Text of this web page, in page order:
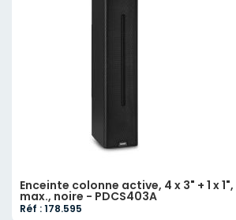
Enceinte colonne active, 4 x 3" + 1 x 1",
max., noire - PDCS403A
Réf : 178.595